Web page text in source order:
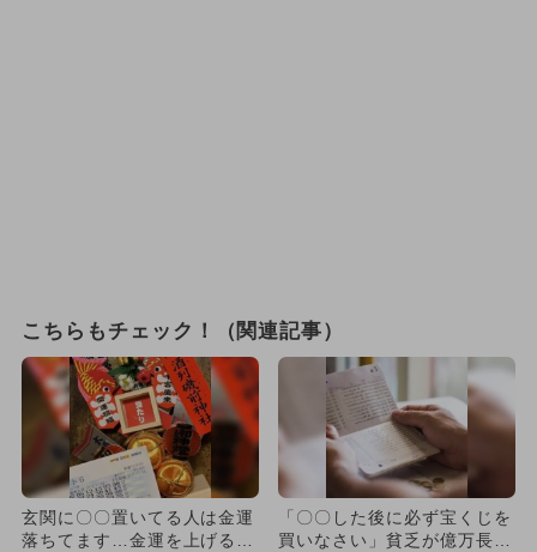
こちらもチェック！（関連記事）
玄関に〇〇置いてる人は金運
落ちてます…金運を上げる方
「〇〇した後に必ず宝くじを
買いなさい」貧乏が億万長者